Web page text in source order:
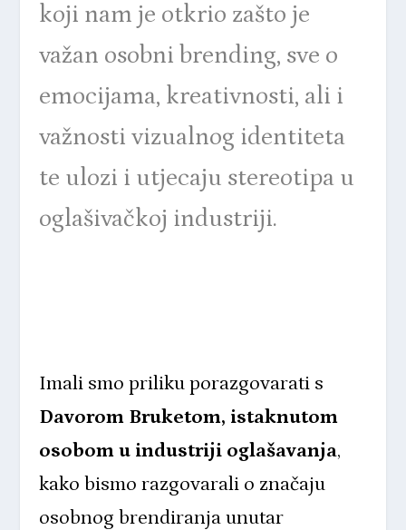
koji nam je otkrio zašto je
važan osobni brending, sve o
emocijama, kreativnosti, ali i
važnosti vizualnog identiteta
te ulozi i utjecaju stereotipa u
oglašivačkoj industriji.
Imali smo priliku porazgovarati s
Davorom Bruketom, istaknutom
osobom u industriji oglašavanja,
kako bismo razgovarali o značaju
osobnog brendiranja unutar